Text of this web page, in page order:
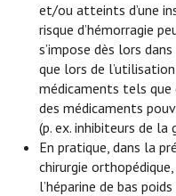
et/ou atteints d’une
risque d’hémorragie
s’impose dès lors
que lors de
médicaments tels
des médicaments
(p. ex. inhibiteurs de la
En pratique, dans la
chirurgie
l’héparine de bas